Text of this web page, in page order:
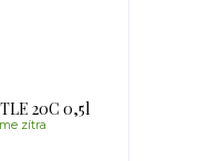
20C 0,5l
zítra